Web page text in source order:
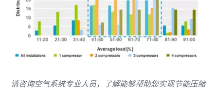
请咨询空气系统专业人员，了解能够帮助您实现节能压缩